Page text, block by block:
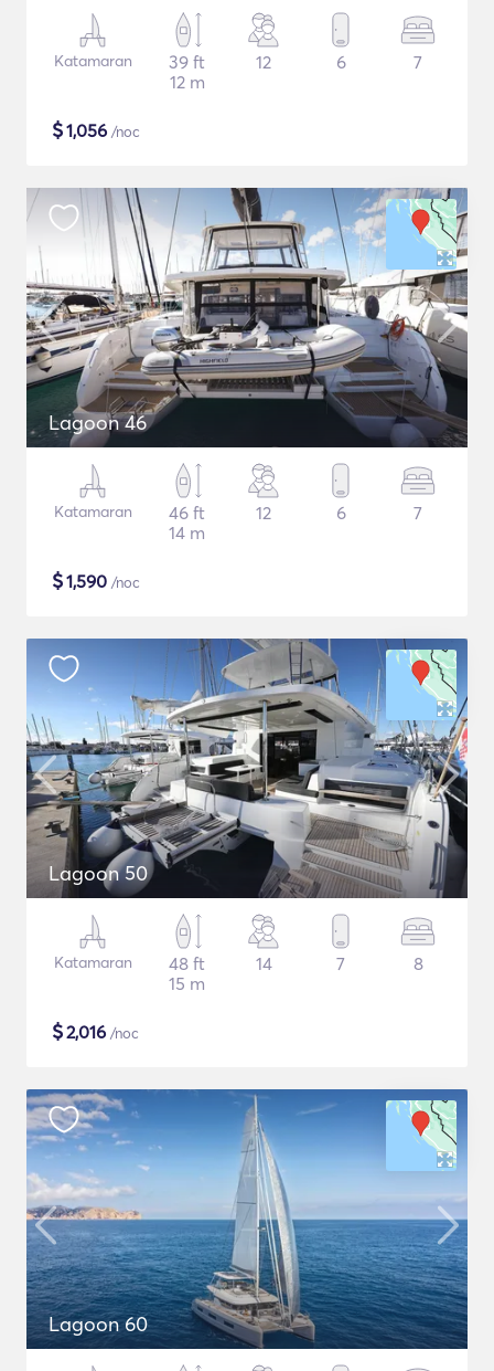
Katamaran
39 ft
12 m
12 6 7
$1,056 /noc
Lagoon 46
Katamaran
46 ft
14 m
12 6 7
$1,590 /noc
Lagoon 50
Katamaran
48 ft
15 m
14 7 8
$2,016 /noc
Lagoon 60